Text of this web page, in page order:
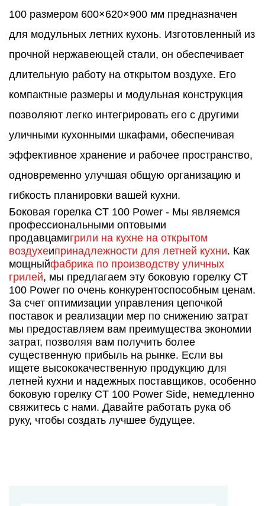
100 размером 600×620×900 мм предназначен
для модульных летних кухонь. Изготовленный из
прочной нержавеющей стали, он обеспечивает
длительную работу на открытом воздухе. Его
компактные размеры и модульная конструкция
позволяют легко интегрировать его с другими
уличными кухонными шкафами, обеспечивая
эффективное хранение и рабочее пространство,
одновременно улучшая общую организацию и
гибкость планировки вашей кухни.
Боковая горелка CT 100 Power - Мы являемся
профессиональными оптовыми
продавцамигрили на кухне на открытом
воздухеипринадлежности для летней кухни. Как
мощныйфабрика по производству уличных
грилей, мы предлагаем эту боковую горелку CT
100 Power по очень конкурентоспособным ценам.
За счет оптимизации управления цепочкой
поставок и реализации мер по снижению затрат
мы предоставляем вам преимущества экономии
затрат, позволяя вам получить более
существенную прибыль на рынке. Если вы
ищете высококачественную продукцию для
летней кухни и надежных поставщиков, особенно
боковую горелку CT 100 Power Side, немедленно
свяжитесь с нами. Давайте работать рука об
руку, чтобы создать лучшее будущее.